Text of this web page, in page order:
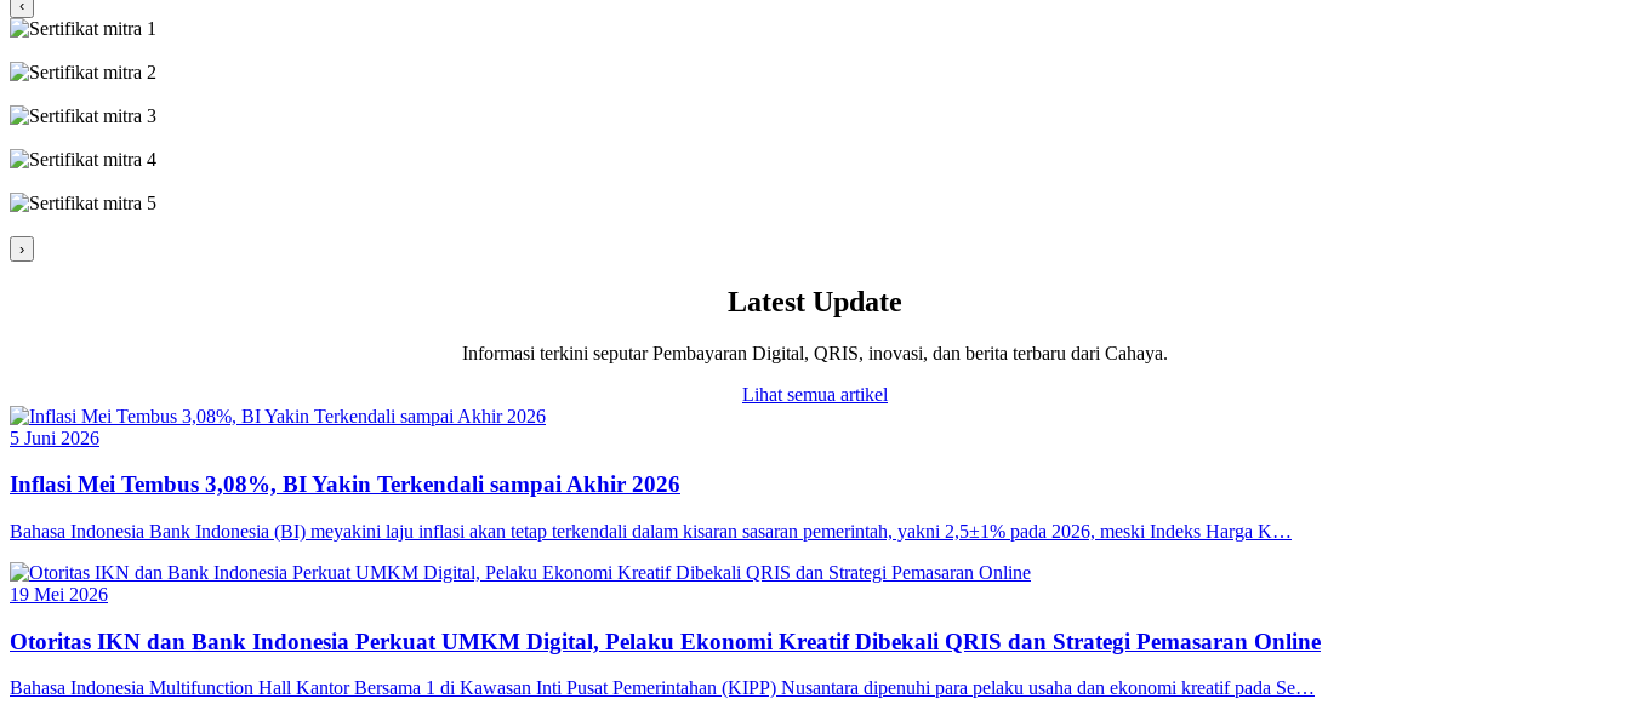
‹
›
Latest Update
Informasi terkini seputar Pembayaran Digital, QRIS, inovasi, dan berita terbaru dari Cahaya.
Lihat semua artikel
5 Juni 2026
Inflasi Mei Tembus 3,08%, BI Yakin Terkendali sampai Akhir 2026
Bahasa Indonesia Bank Indonesia (BI) meyakini laju inflasi akan tetap terkendali dalam kisaran sasaran pemerintah, yakni 2,5±1% pada 2026, meski Indeks Harga K…
19 Mei 2026
Otoritas IKN dan Bank Indonesia Perkuat UMKM Digital, Pelaku Ekonomi Kreatif Dibekali QRIS dan Strategi Pemasaran Online
Bahasa Indonesia Multifunction Hall Kantor Bersama 1 di Kawasan Inti Pusat Pemerintahan (KIPP) Nusantara dipenuhi para pelaku usaha dan ekonomi kreatif pada Se…